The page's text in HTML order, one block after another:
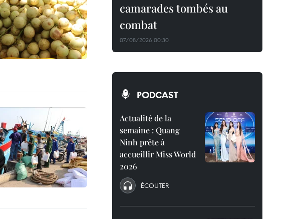
camarades tombés au
combat
07/08/2026 00:30
PODCAST
Actualité de la
semaine : Quang
Ninh prête à
accueillir Miss World
2026
ÉCOUTER